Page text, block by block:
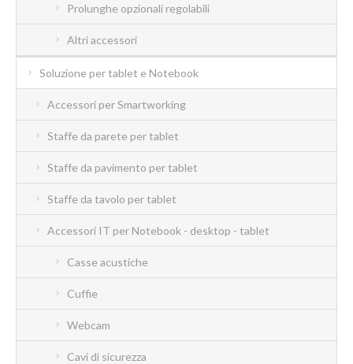
Prolunghe opzionali regolabili
Altri accessori
Soluzione per tablet e Notebook
Accessori per Smartworking
Staffe da parete per tablet
Staffe da pavimento per tablet
Staffe da tavolo per tablet
Accessori IT per Notebook - desktop - tablet
Casse acustiche
Cuffie
Webcam
Cavi di sicurezza